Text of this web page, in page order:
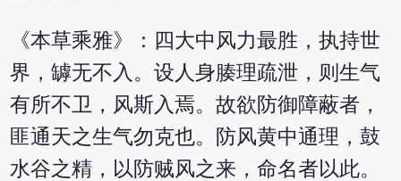
《本草乘雅》：四大中风力最胜，执持世
界，罅无不入。设人身腠理疏泄，则生气
有所不卫，风斯入焉。故欲防御障蔽者，
匪通天之生气勿克也。防风黄中通理，鼓
水谷之精，以防贼风之来，命名者以此。